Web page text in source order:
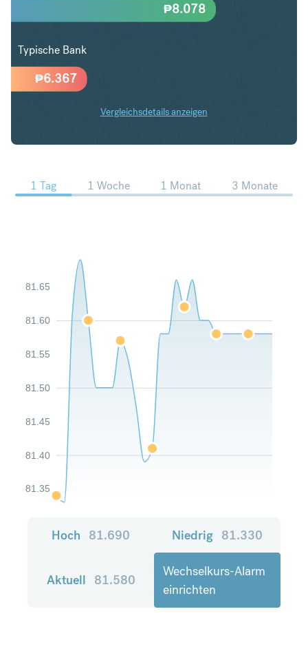
₱6.367
₱8.078
Typische Bank
Vergleichsdetails anzeigen
GBP in PHP Trends
1 Tag 1 Woche 1 Monat 3 Monate
81.35
81.40
81.45
81.50
81.55
81.60
81.65
Hoch 81.690 Niedrig 81.330
Aktuell 81.580
Wechselkurs-Alarm
einrichten